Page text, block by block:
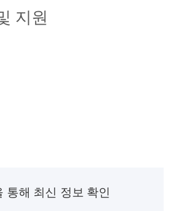
지원
통해 최신 정보 확인